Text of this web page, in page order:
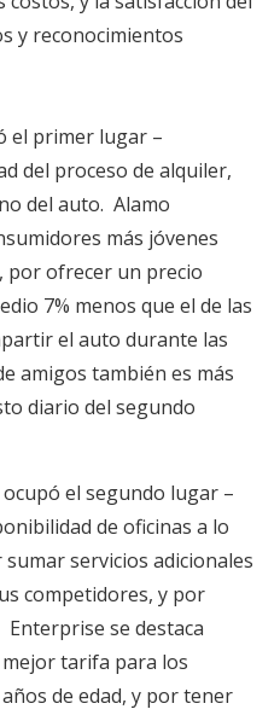
y reconocimientos
el primer lugar –
del proceso de alquiler,
del auto. Alamo
más jóvenes
por ofrecer un precio
7% menos que el de las
el auto durante las
amigos también es más
diario del segundo
ocupó el segundo lugar –
de oficinas a lo
servicios adicionales
competidores, y por
se destaca
tarifa para los
de edad, y por tener